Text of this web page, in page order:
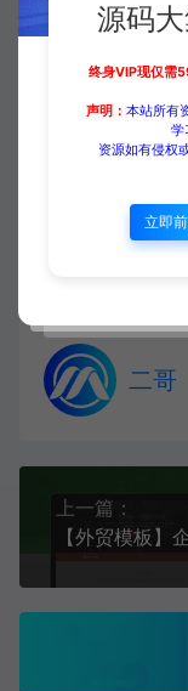
收藏 (0)
源码大集
https://
二哥
上一篇：
源码
终身VIP现仅需
声明：本站所有
学
资源如有侵权
立即